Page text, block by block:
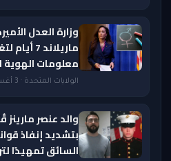
وزارة العدل
ماريلاند
معلومات الهوية
الولايات المتحدة · 3 أغسطس 2026 — 11:05 PM
والد عنصر
بتشديد إنفاذ
السائق تمهيدًا